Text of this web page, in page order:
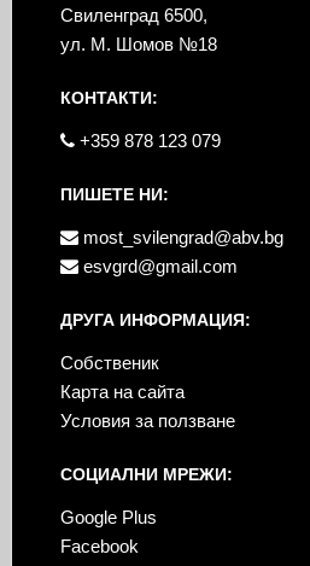
Свиленград 6500,
ул. М. Шомов №18
КОНТАКТИ:
+359 878 123 079
ПИШЕТЕ НИ:
most_svilengrad@abv.bg
esvgrd@gmail.com
ДРУГА ИНФОРМАЦИЯ:
Собственик
Карта на сайта
Условия за ползване
СОЦИАЛНИ МРЕЖИ:
Google Plus
Facebook